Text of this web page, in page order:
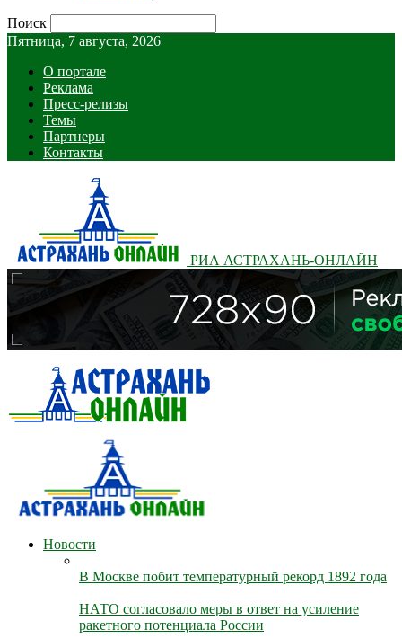
Поиск
Пятница, 7 августа, 2026
О портале
Реклама
Пресс-релизы
Темы
Партнеры
Контакты
РИА АСТРАХАНЬ-ОНЛАЙН
Новости
В Москве побит температурный рекорд 1892 года
НАТО согласовало меры в ответ на усиление
ракетного потенциала России